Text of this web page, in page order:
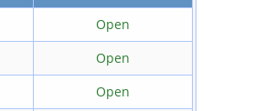
Open
Open
Open